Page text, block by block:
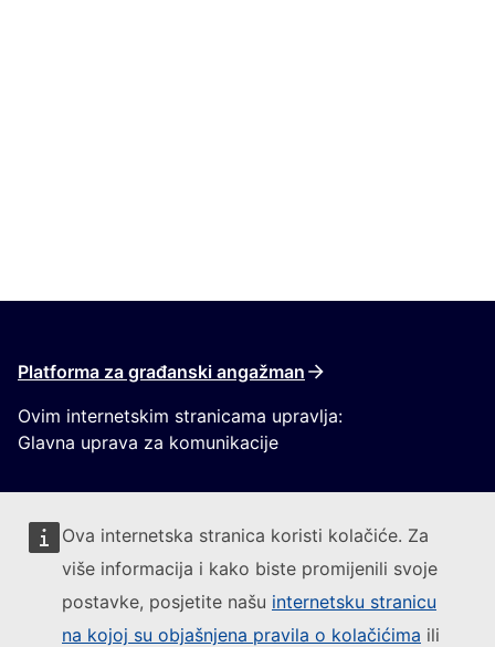
Ova internetska stranica koristi kolačiće. Za
više informacija i kako biste promijenili svoje
postavke, posjetite našu internetsku stranicu
na kojoj su objašnjena pravila o kolačićima ili
Platforma za građanski angažman
Ovim internetskim stranicama upravlja:
Glavna uprava za komunikacije
Pratite Europsku komisiju